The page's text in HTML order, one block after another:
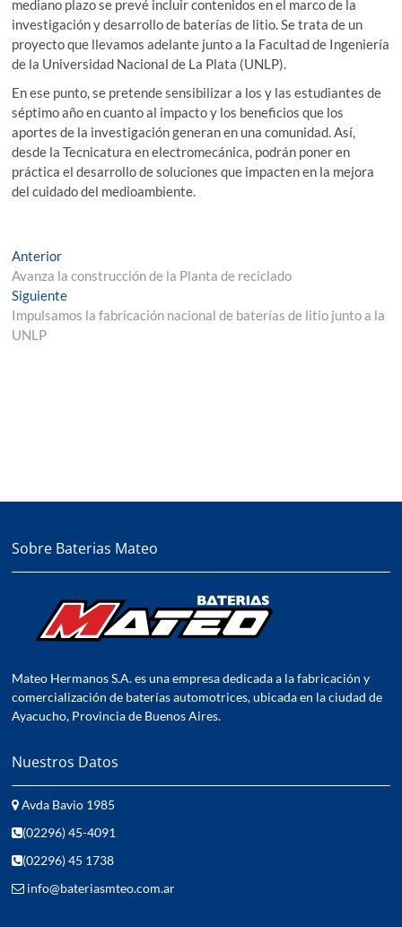
mediano plazo se prevé incluir contenidos en el marco de la
investigación y desarrollo de baterías de litio. Se trata de un
proyecto que llevamos adelante junto a la Facultad de Ingeniería
de la Universidad Nacional de La Plata (UNLP).
En ese punto, se pretende sensibilizar a los y las estudiantes de
séptimo año en cuanto al impacto y los beneficios que los
aportes de la investigación generan en una comunidad. Así,
desde la Tecnicatura en electromecánica, podrán poner en
práctica el desarrollo de soluciones que impacten en la mejora
del cuidado del medioambiente.
Navegación
de
entradas
AnteriorEntrada
anterior:
Avanza la construcción de la Planta de reciclado
SiguienteEntrada
siguiente:
Impulsamos la fabricación nacional de baterías de litio junto a la
UNLP
Sobre Baterias Mateo
Mateo Hermanos S.A. es una empresa dedicada a la fabricación y
comercialización de baterías automotrices, ubicada en la ciudad de
Ayacucho, Provincia de Buenos Aires.
Nuestros Datos
Avda Bavio 1985
(02296) 45-4091
(02296) 45 1738
info@bateriasmteo.com.ar